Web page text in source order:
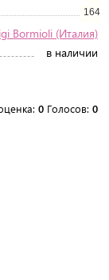
164
Bormioli (Италия)
в наличии
0 Голосов: 0